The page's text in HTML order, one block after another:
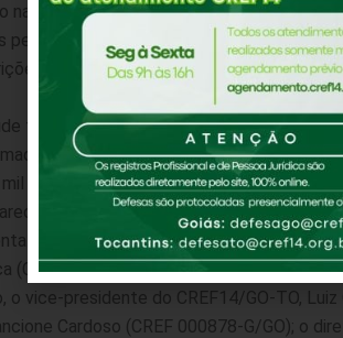
na reabilitação dos pacientes. Na
entidades para evitar a
em relação às academias e outros
física e mental da população, mercado
1.000 Profissionais de
habitantes.
de Goiânia (GO), Alessandro
da Educação Física na próxima
(COE) do município.
o vice-presidente do CREF14/GO-TO,
Cardoso (CREF 000878-G/GO); o